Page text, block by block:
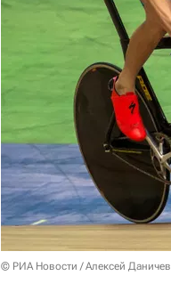
© РИА Новости / Алексей Даничев